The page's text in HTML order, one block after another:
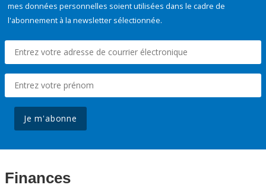
mes données personnelles soient utilisées dans le cadre de
l'abonnement à la newsletter sélectionnée.
Je m'abonne
Finances